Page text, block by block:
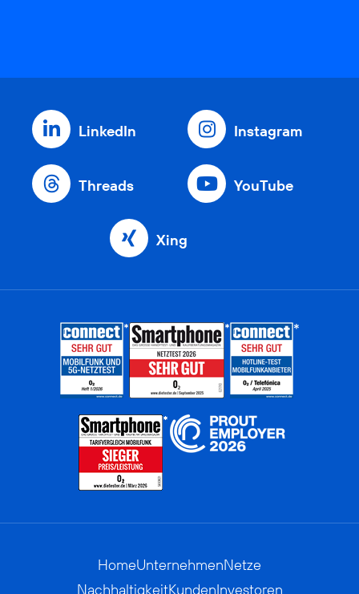
LinkedIn Instagram
Threads YouTube
Xing
HomeUnternehmenNetze
NachhaltigkeitKundenInvestoren